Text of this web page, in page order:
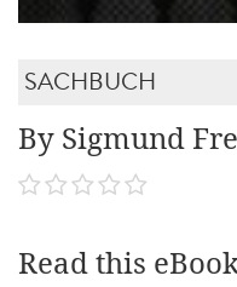
SACHBUCH
By Sigmund
Read this